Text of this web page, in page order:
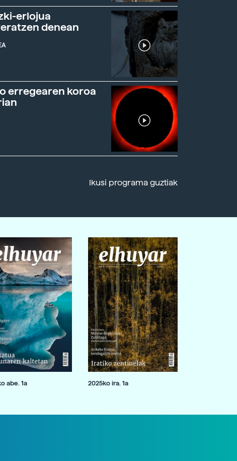
erlojua
denean
erregearen koroa
Ikusi programa guztiak
abe. 1a 2025ko ira. 1a